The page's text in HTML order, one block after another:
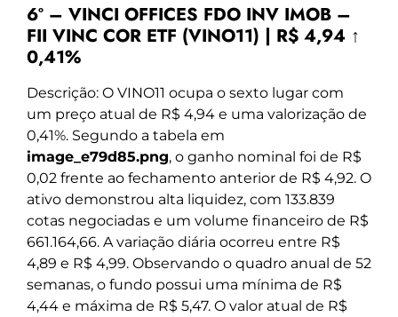
6º – VINCI OFFICES FDO INV IMOB –
FII VINC COR ETF (VINO11) | R$ 4,94 ↑
0,41%
Descrição: O VINO11 ocupa o sexto lugar com
um preço atual de R$ 4,94 e uma valorização de
0,41%. Segundo a tabela em
image_e79d85.png, o ganho nominal foi de R$
0,02 frente ao fechamento anterior de R$ 4,92. O
ativo demonstrou alta liquidez, com 133.839
cotas negociadas e um volume financeiro de R$
661.164,66. A variação diária ocorreu entre R$
4,89 e R$ 4,99. Observando o quadro anual de 52
semanas, o fundo possui uma mínima de R$
4,44 e máxima de R$ 5,47. O valor atual de R$